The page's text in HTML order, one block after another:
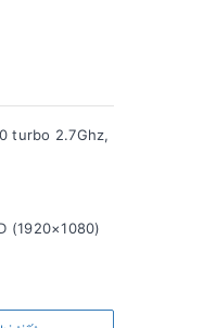
turbo 2.7Ghz,
(1920×1080)